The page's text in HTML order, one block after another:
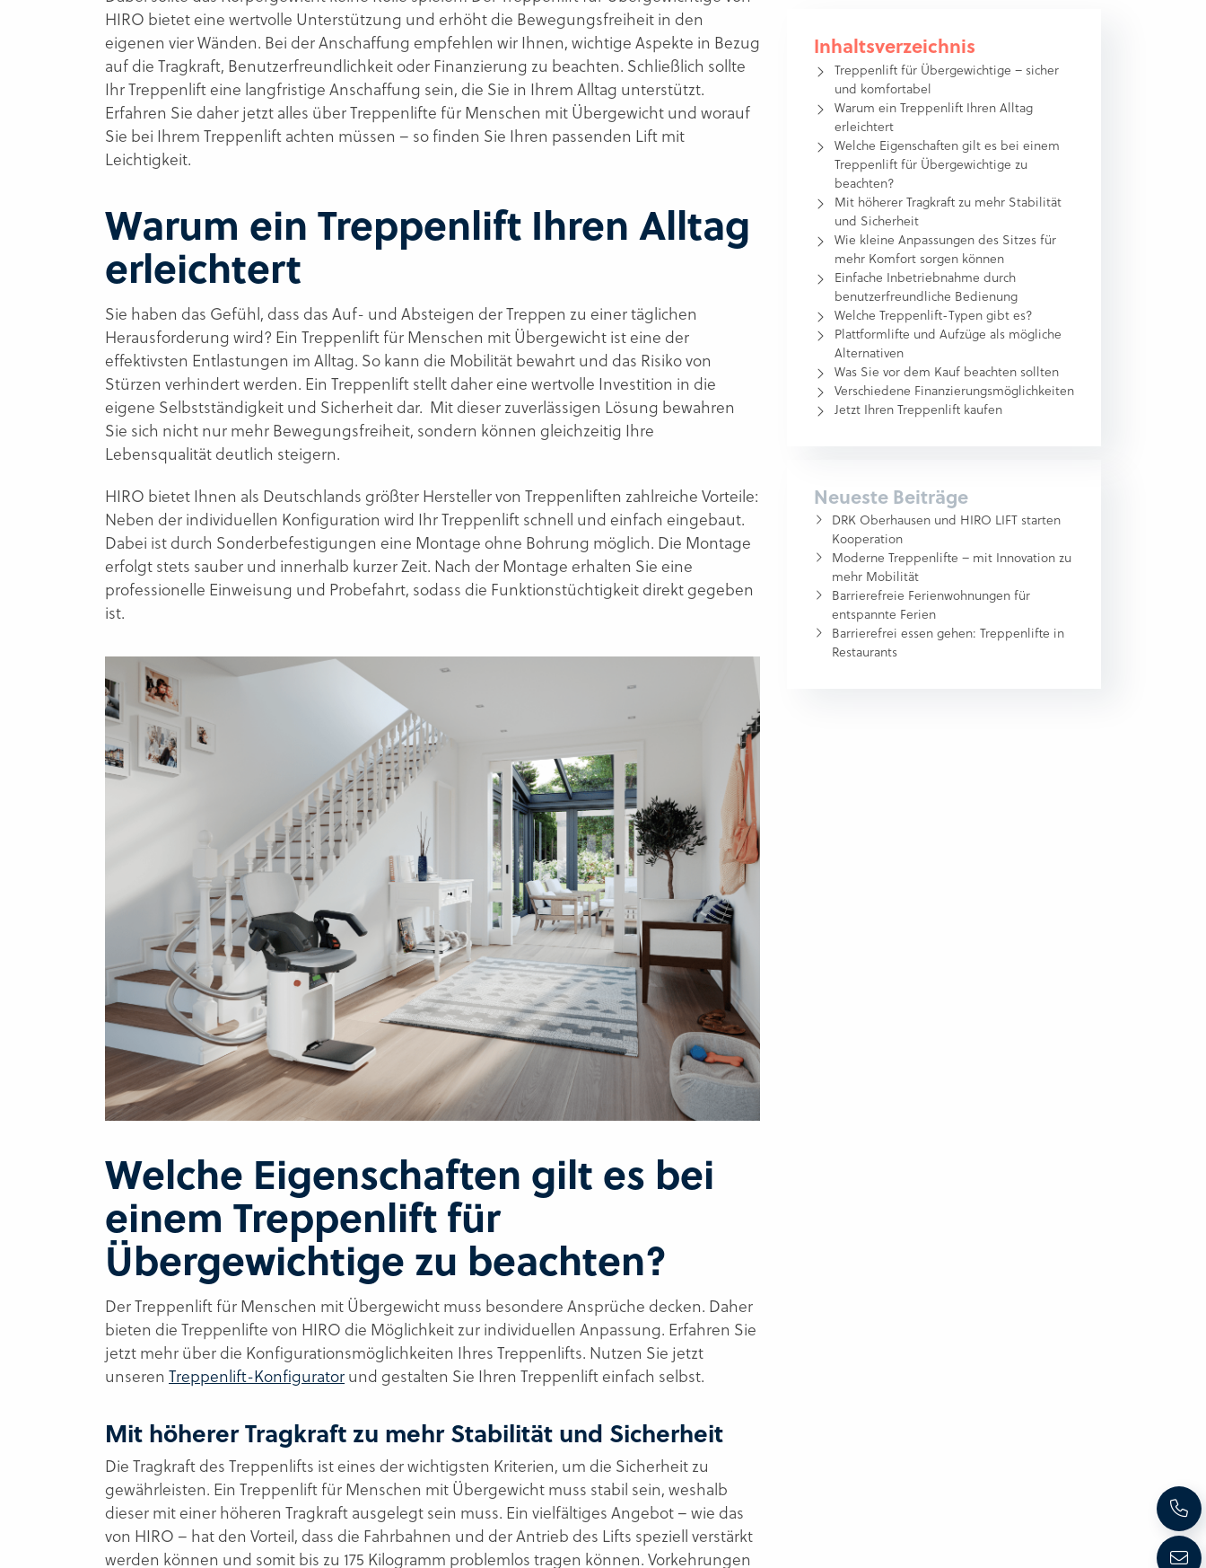
HIRO bietet eine wertvolle Unterstützung und erhöht die Bewegungsfreiheit in den
eigenen vier Wänden. Bei der Anschaffung empfehlen wir Ihnen, wichtige Aspekte in Bezug
auf die Tragkraft, Benutzerfreundlichkeit oder Finanzierung zu beachten. Schließlich sollte
Ihr Treppenlift eine langfristige Anschaffung sein, die Sie in Ihrem Alltag unterstützt.
Erfahren Sie daher jetzt alles über Treppenlifte für Menschen mit Übergewicht und worauf
Sie bei Ihrem Treppenlift achten müssen – so finden Sie Ihren passenden Lift mit
Leichtigkeit.
Warum ein Treppenlift Ihren Alltag
erleichtert
Sie haben das Gefühl, dass das Auf- und Absteigen der Treppen zu einer täglichen
Herausforderung wird? Ein Treppenlift für Menschen mit Übergewicht ist eine der
effektivsten Entlastungen im Alltag. So kann die Mobilität bewahrt und das Risiko von
Stürzen verhindert werden. Ein Treppenlift stellt daher eine wertvolle Investition in die
eigene Selbstständigkeit und Sicherheit dar. Mit dieser zuverlässigen Lösung bewahren
Sie sich nicht nur mehr Bewegungsfreiheit, sondern können gleichzeitig Ihre
Lebensqualität deutlich steigern.
HIRO bietet Ihnen als Deutschlands größter Hersteller von Treppenliften zahlreiche Vorteile:
Neben der individuellen Konfiguration wird Ihr Treppenlift schnell und einfach eingebaut.
Dabei ist durch Sonderbefestigungen eine Montage ohne Bohrung möglich. Die Montage
erfolgt stets sauber und innerhalb kurzer Zeit. Nach der Montage erhalten Sie eine
professionelle Einweisung und Probefahrt, sodass die Funktionstüchtigkeit direkt gegeben
ist.
Welche Eigenschaften gilt es bei
einem Treppenlift für
Übergewichtige zu beachten?
Der Treppenlift für Menschen mit Übergewicht muss besondere Ansprüche decken. Daher
bieten die Treppenlifte von HIRO die Möglichkeit zur individuellen Anpassung. Erfahren Sie
jetzt mehr über die Konfigurationsmöglichkeiten Ihres Treppenlifts. Nutzen Sie jetzt
unseren Treppenlift-Konfigurator und gestalten Sie Ihren Treppenlift einfach selbst.
Mit höherer Tragkraft zu mehr Stabilität und Sicherheit
Die Tragkraft des Treppenlifts ist eines der wichtigsten Kriterien, um die Sicherheit zu
gewährleisten. Ein Treppenlift für Menschen mit Übergewicht muss stabil sein, weshalb
dieser mit einer höheren Tragkraft ausgelegt sein muss. Ein vielfältiges Angebot – wie das
von HIRO – hat den Vorteil, dass die Fahrbahnen und der Antrieb des Lifts speziell verstärkt
werden können und somit bis zu 175 Kilogramm problemlos tragen können. Vorkehrungen
Inhaltsverzeichnis
Treppenlift für Übergewichtige – sicher
und komfortabel
Warum ein Treppenlift Ihren Alltag
erleichtert
Welche Eigenschaften gilt es bei einem
Treppenlift für Übergewichtige zu
beachten?
Mit höherer Tragkraft zu mehr Stabilität
und Sicherheit
Wie kleine Anpassungen des Sitzes für
mehr Komfort sorgen können
Einfache Inbetriebnahme durch
benutzerfreundliche Bedienung
Welche Treppenlift-Typen gibt es?
Plattformlifte und Aufzüge als mögliche
Alternativen
Was Sie vor dem Kauf beachten sollten
Verschiedene Finanzierungsmöglichkeiten
Jetzt Ihren Treppenlift kaufen
Neueste Beiträge
DRK Oberhausen und HIRO LIFT starten
Kooperation
Moderne Treppenlifte – mit Innovation zu
mehr Mobilität
Barrierefreie Ferienwohnungen für
entspannte Ferien
Barrierefrei essen gehen: Treppenlifte in
Restaurants